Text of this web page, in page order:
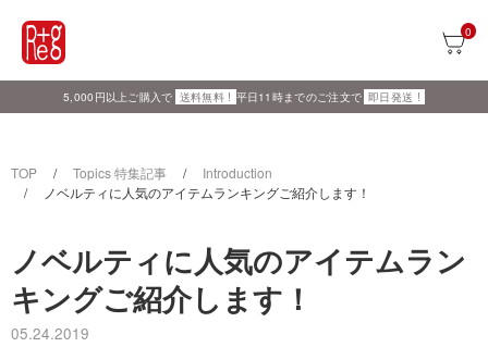
TOP Topics 特集記事
Introduction
ノベルティに人気のアイテムランキングご紹介します！
ノベルティに人気のアイテムラン
キングご紹介します！
05.24.2019